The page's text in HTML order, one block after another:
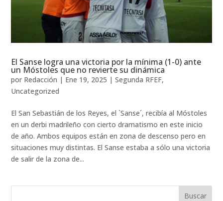
El Sanse logra una victoria por la mínima (1-0) ante
un Móstoles que no revierte su dinámica
por Redacción | Ene 19, 2025 |Segunda RFEF,
Uncategorized
El San Sebastián de los Reyes, el `Sanse´, recibía al Móstoles
en un derbi madrileño con cierto dramatismo en este inicio
de año. Ambos equipos están en zona de descenso pero en
situaciones muy distintas. El Sanse estaba a sólo una victoria
de salir de la zona de...
Buscar